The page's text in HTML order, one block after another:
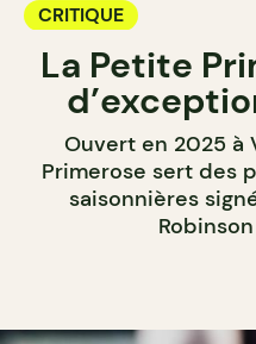
CRITIQUE
La Petite
Ouvert en 2025 à
Primerose sert des
saisonnières